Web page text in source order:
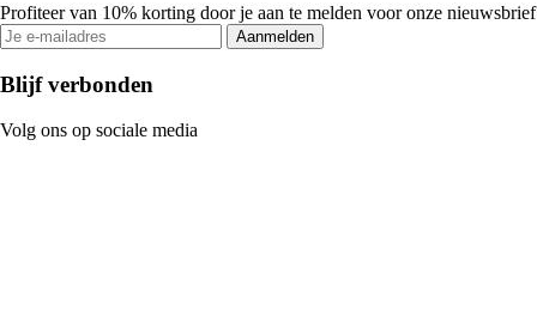
Profiteer van 10% korting door je aan te melden voor onze nieuwsbrief
Aanmelden
Blijf verbonden
Volg ons op sociale media